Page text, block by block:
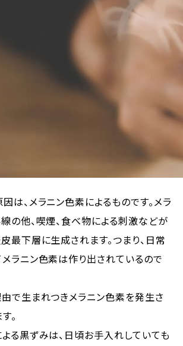
は、メラニン色素によるものです。メラ
の他、喫煙、食べ物による刺激などが
最下層に生成されます。つまり、日常
ラニン色素は作り出されているので
で生まれつきメラニン色素を発生さ
。
る黒ずみは、日頃お手入れしていても